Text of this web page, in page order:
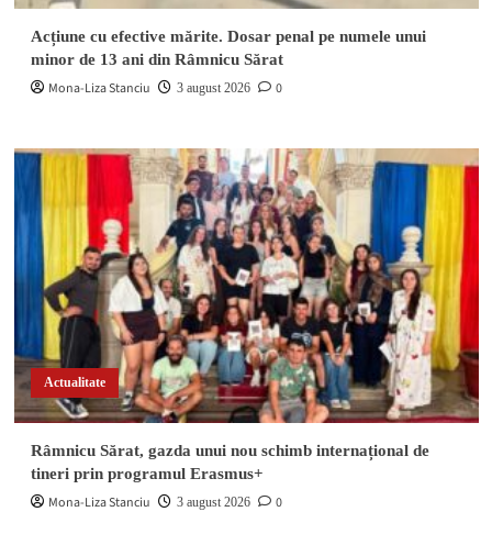
Acțiune cu efective mărite. Dosar penal pe numele unui
minor de 13 ani din Râmnicu Sărat
Mona-Liza Stanciu 3 august 2026 0
Actualitate
Râmnicu Sărat, gazda unui nou schimb internațional de
tineri prin programul Erasmus+
Mona-Liza Stanciu 3 august 2026 0